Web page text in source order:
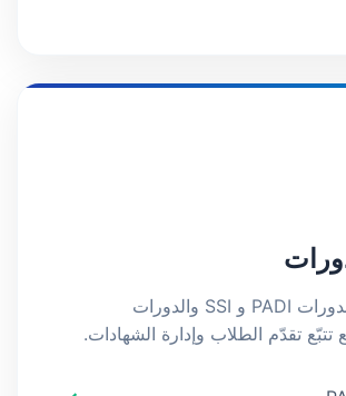
إدارة كاملة لدورات PADI و SSI والدورات
تقدّم الطلاب وإدارة الشهادات.